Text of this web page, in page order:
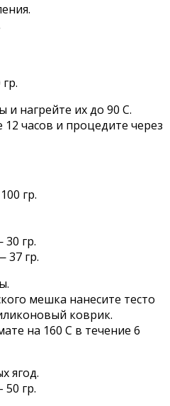
и нагрейте их до 90 С.
часов и процедите через
гр.
гр.
37 гр.
мешка нанесите тесто
коврик.
на 160 С в течение 6
ягод.
гр.